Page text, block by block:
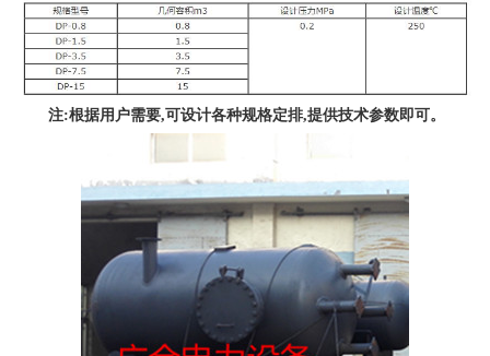
注:根据用户需要,可设计各种规格定排,提供技术参数即可。